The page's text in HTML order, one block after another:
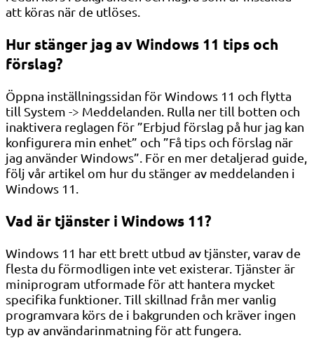
att köras när de utlöses.
Hur stänger jag av Windows 11 tips och
förslag?
Öppna inställningssidan för Windows 11 och flytta
till System -> Meddelanden. Rulla ner till botten och
inaktivera reglagen för ”Erbjud förslag på hur jag kan
konfigurera min enhet” och ”Få tips och förslag när
jag använder Windows”. För en mer detaljerad guide,
följ vår artikel om hur du stänger av meddelanden i
Windows 11.
Vad är tjänster i Windows 11?
Windows 11 har ett brett utbud av tjänster, varav de
flesta du förmodligen inte vet existerar. Tjänster är
miniprogram utformade för att hantera mycket
specifika funktioner. Till skillnad från mer vanlig
programvara körs de i bakgrunden och kräver ingen
typ av användarinmatning för att fungera.